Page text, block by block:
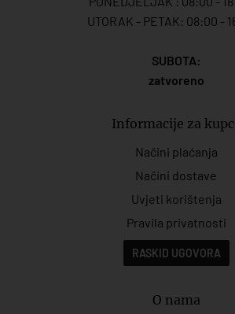
UTORAK - PETAK: 08:00 -
SUBOTA:
zatvoreno
Informacije za
Načini plaćanja
Načini dostave
Uvjeti korištenja
Pravila privatnosti
RASKID UGOVORA
O nama